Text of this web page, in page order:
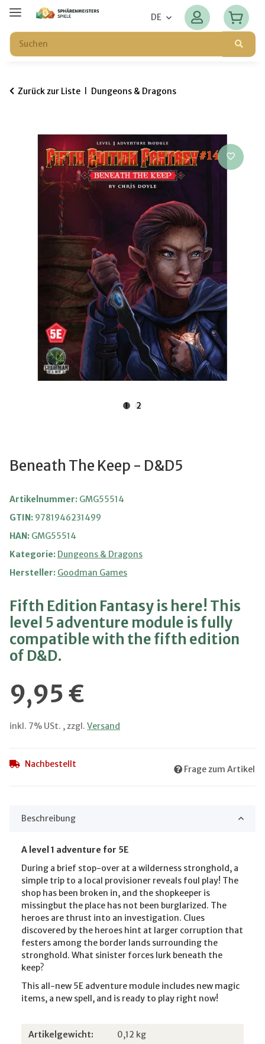
DE
Zurück zur Liste Dungeons & Dragons
1 2
Beneath The Keep - D&D5
Artikelnummer: GMG55514
GTIN: 9781946231499
HAN: GMG55514
Kategorie: Dungeons & Dragons
Hersteller: Goodman Games
Fifth Edition Fantasy is here! This
level 5 adventure module is fully
compatible with the fifth edition
of D&D.
9,95 €
inkl. 7% USt. , zzgl. Versand
Nachbestellt Frage zum Artikel
Beschreibung
A level 1 adventure for 5E
During a brief stop-over at a wilderness stronghold, a
simple trip to a local provisioner reveals foul play! The
shop has been broken in, and the shopkeeper is
missingbut the place has not been burglarized. The
heroes are thrust into an investigation. Clues
discovered by the heroes hint at larger corruption that
festers among the border lands surrounding the
stronghold. What sinister forces lurk beneath the
keep?
This all-new 5E adventure module includes new magic
items, a new spell, and is ready to play right now!
Produkteigenschaft
Wert
Artikelgewicht: 0,12 kg